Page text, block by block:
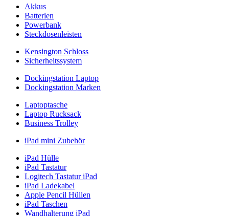
Akkus
Batterien
Powerbank
Steckdosenleisten
Kensington Schloss
Sicherheitssystem
Dockingstation Laptop
Dockingstation Marken
Laptoptasche
Laptop Rucksack
Business Trolley
iPad mini Zubehör
iPad Hülle
iPad Tastatur
Logitech Tastatur iPad
iPad Ladekabel
Apple Pencil Hüllen
iPad Taschen
Wandhalterung iPad